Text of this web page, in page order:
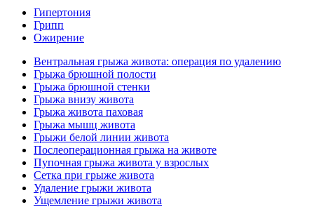
Гипертония
Грипп
Ожирение
Вентральная грыжа живота: операция по удалению
Грыжа брюшной полости
Грыжа брюшной стенки
Грыжа внизу живота
Грыжа живота паховая
Грыжа мышц живота
Грыжи белой линии живота
Послеоперационная грыжа на животе
Пупочная грыжа живота у взрослых
Сетка при грыже живота
Удаление грыжи живота
Ущемление грыжи живота